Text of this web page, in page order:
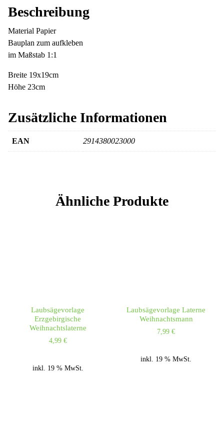
Beschreibung
Material Papier
Bauplan zum aufkleben
im Maßstab 1:1
Breite 19x19cm
Höhe 23cm
Zusätzliche Informationen
EAN 2914380023000
Ähnliche Produkte
Laubsägevorlage
Erzgebirgische
Weihnachtslaterne
4,99 €
inkl. 19 % MwSt.
Laubsägevorlage Laterne
Weihnachtsmann
7,99€
inkl. 19 % MwSt.